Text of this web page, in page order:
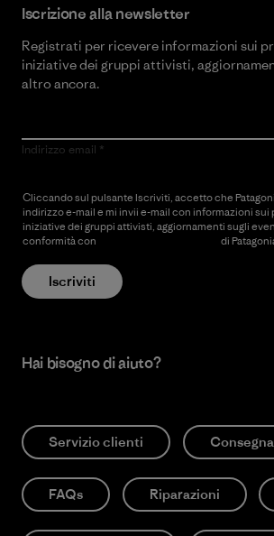
Iscrizione alla newsletter
Registrati per ricevere informazioni sui
iniziative dei gruppi attivisti,
altro ancora.
Indirizzo email
Cliccando sul pulsante Iscriviti, accetto che
indirizzo e-mail e mi invii e-mail con informazioni sui
iniziative dei gruppi attivisti, aggiornamenti sugli
conformità con
di
Iscriviti
Hai bisogno di aiuto?
Servizio clienti Consegna
FAQs Riparazioni